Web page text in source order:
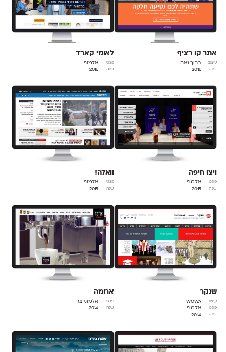
אתר קו רציף
עיצוב ברוך נאה
שנה 2016
לאומי קארד
פונט אלמוני
שנה 2016
ויצו חיפה
פונט אלמוני
שנה 2015
וואלה!
פונט אלמוני
שנה 2015
שנקר
עיצוב WOWA
פונט אלמוני
שנה 2014
ארומה
פונט אלמוני צר
שנה 2014